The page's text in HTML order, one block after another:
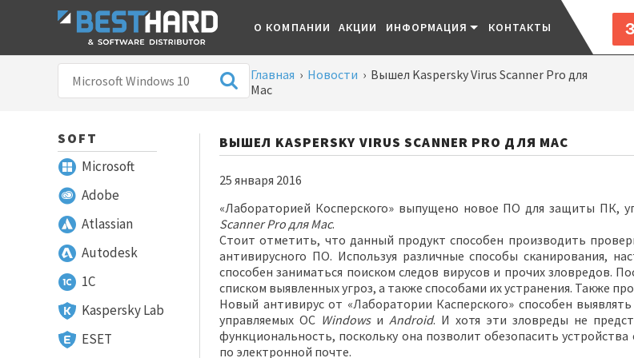
О КОМПАНИИ АКЦИИ ИНФОРМАЦИЯ КОНТАКТЫ
Главная › Новости › Вышел Kaspersky Virus Scanner Pro для
Mac
SOFT
Microsoft
Adobe
Atlassian
Autodesk
1С
Kaspersky Lab
ESET
ВЫШЕЛ KASPERSKY VIRUS SCANNER PRO ДЛЯ MAC
25 января 2016
«Лабораторией Косперского» выпущено новое ПО для защиты ПК,
Scanner Proдля Mac.
Стоит отметить, что данный продукт способен производить
антивирусного ПО. Используя различные способы сканирования,
способен заниматься поиском следов вирусов и прочих зловредов.
списком выявленных угроз, а также способами их устранения. Также
Новый антивирус от «Лаборатории Касперского» способен
управляемых ОС Windowsи Android. И хотя эти зловреды не
функциональность, поскольку она позволит обезопасить
по электронной почте.